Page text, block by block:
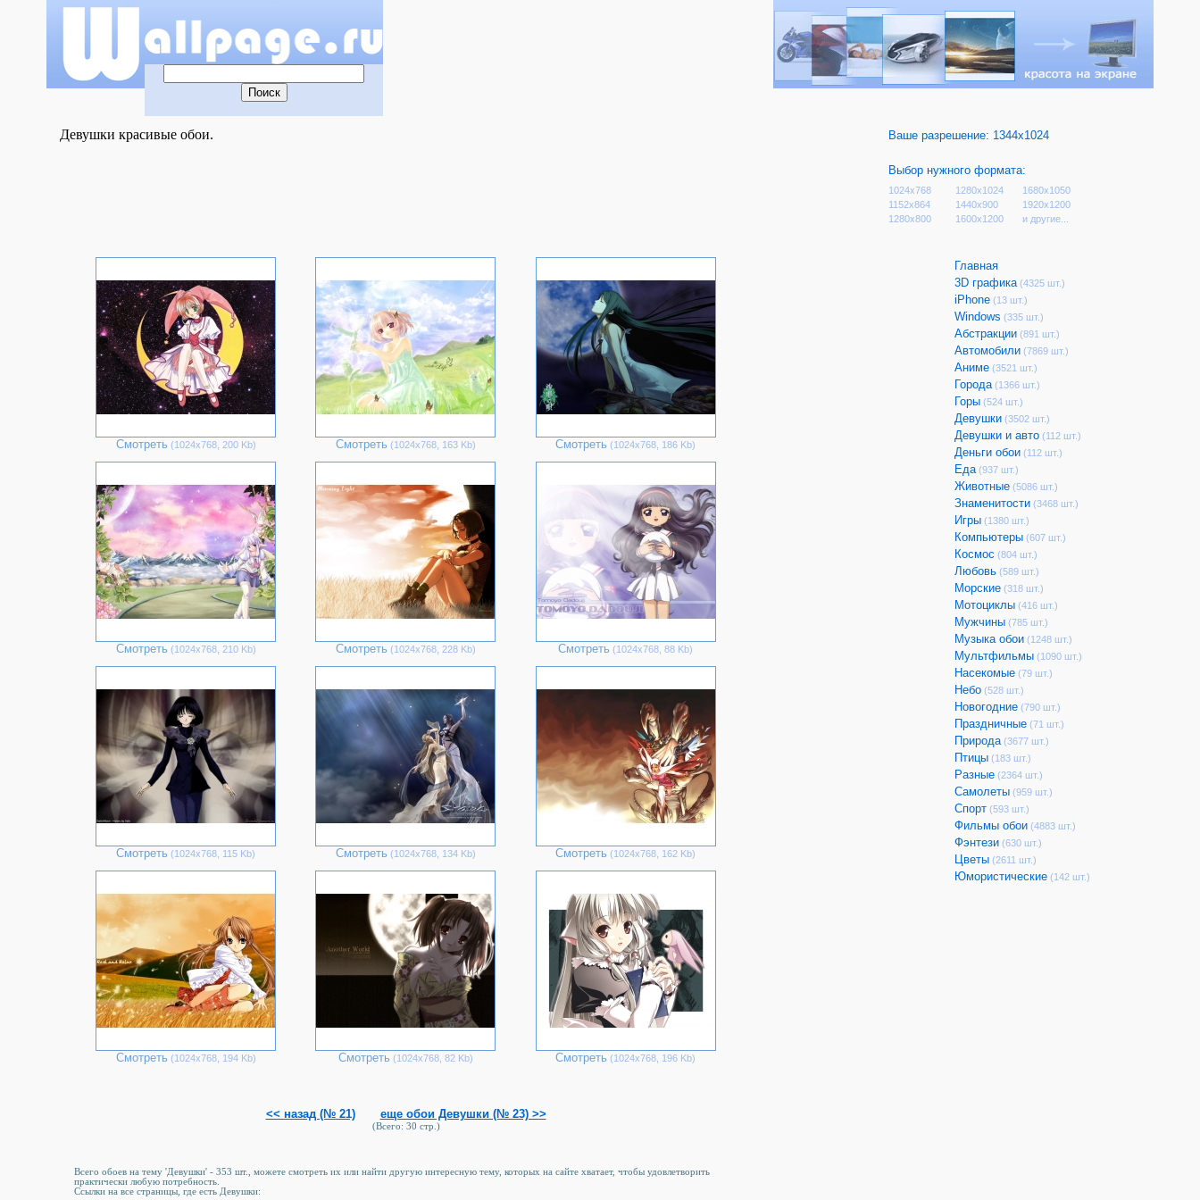
Девушки красивые обои. Ваше разрешение: 1344x1024
Выбор нужного формата:
1024x768 1280x1024
1680x1050
1152x864
1440x900
1920x1200
1280x800
1600x1200 и другие...
Смотреть (1024х768, 200 Kb) Смотреть (1024х768, 163 Kb) Смотреть (1024х768, 186 Kb)
Смотреть (1024х768, 210 Kb) Смотреть (1024х768, 228 Kb) Смотреть (1024х768, 88 Kb)
Смотреть (1024х768, 115 Kb) Смотреть (1024х768, 134 Kb) Смотреть (1024х768, 162 Kb)
Смотреть (1024х768, 194 Kb) Смотреть (1024х768, 82 Kb) Смотреть (1024х768, 196 Kb)
<< назад (№ 21) еще обои Девушки (№ 23) >>
(Всего: 30 стр.)
Всего обоев на тему 'Девушки' - 353 шт., можете смотреть их или найти другую интересную тему, которых на сайте хватает, чтобы удовлетворить
практически любую потребность.
Ссылки на все страницы, где есть Девушки:
Главная
3D графика (4325 шт.)
iPhone (13 шт.)
Windows (335 шт.)
Абстракции (891 шт.)
Автомобили (7869 шт.)
Аниме (3521 шт.)
Города (1366 шт.)
Горы (524 шт.)
Девушки (3502 шт.)
Девушки и авто (112 шт.)
Деньги обои (112 шт.)
Еда (937 шт.)
Животные (5086 шт.)
Знаменитости (3468 шт.)
Игры (1380 шт.)
Компьютеры (607 шт.)
Космос (804 шт.)
Любовь (589 шт.)
Морские (318 шт.)
Мотоциклы (416 шт.)
Мужчины (785 шт.)
Музыка обои (1248 шт.)
Мультфильмы (1090 шт.)
Насекомые (79 шт.)
Небо (528 шт.)
Новогодние (790 шт.)
Праздничные (71 шт.)
Природа (3677 шт.)
Птицы (183 шт.)
Разные (2364 шт.)
Самолеты (959 шт.)
Спорт (593 шт.)
Фильмы обои (4883 шт.)
Фэнтези (630 шт.)
Цветы (2611 шт.)
Юмористические (142 шт.)